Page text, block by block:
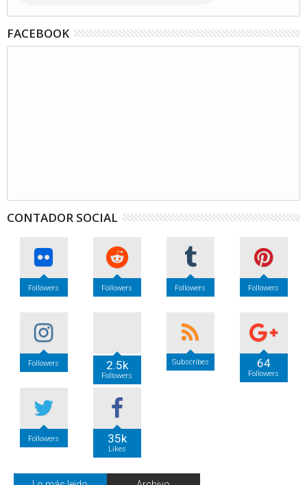
FACEBOOK
CONTADOR SOCIAL
Followers Followers Followers Followers
Followers 2.5k
Followers
Subscribes 64
Followers
Followers 35k
Likes